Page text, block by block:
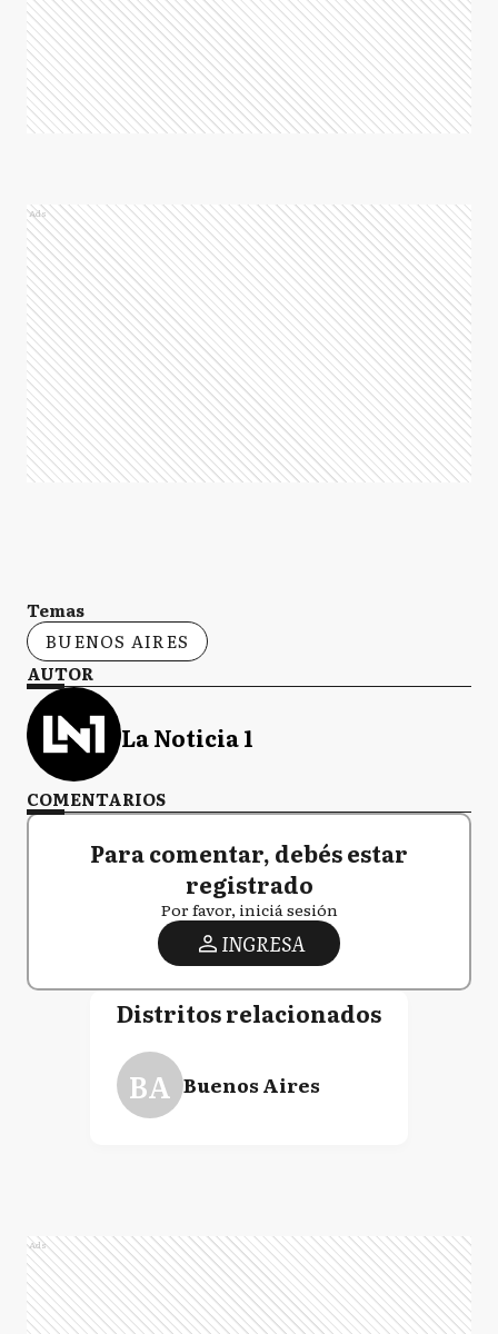
Ads
Temas
BUENOS AIRES
AUTOR
La Noticia 1
COMENTARIOS
Para comentar, debés estar
registrado
Por favor, iniciá sesión
INGRESA
Distritos relacionados
BA Buenos Aires
Ads